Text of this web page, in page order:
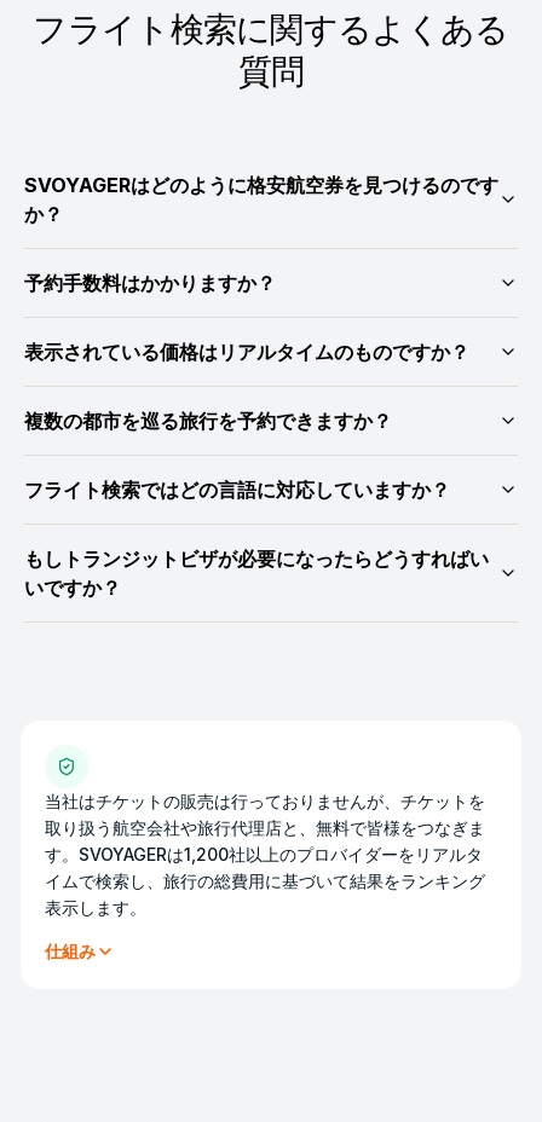
フライト検索に関するよくある
質問
SVOYAGERはどのように格安航空券を見つけるのです
か？
予約手数料はかかりますか？
表示されている価格はリアルタイムのものですか？
複数の都市を巡る旅行を予約できますか？
フライト検索ではどの言語に対応していますか？
もしトランジットビザが必要になったらどうすればい
いですか？
当社はチケットの販売は行っておりませんが、チケットを
取り扱う航空会社や旅行代理店と、無料で皆様をつなぎま
す。SVOYAGERは1,200社以上のプロバイダーをリアルタ
イムで検索し、旅行の総費用に基づいて結果をランキング
表示します。
仕組み